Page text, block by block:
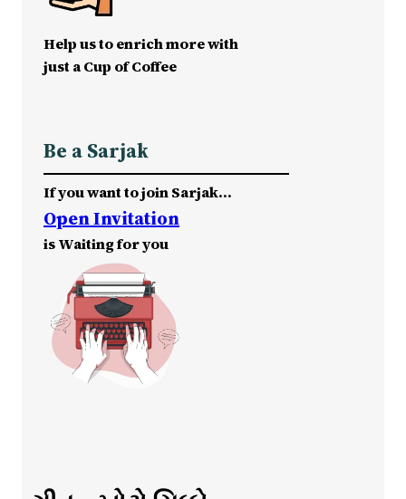
Help us to enrich more with
just a Cup of Coffee
Be a Sarjak
If you want to join Sarjak…
Open Invitation
is Waiting for you